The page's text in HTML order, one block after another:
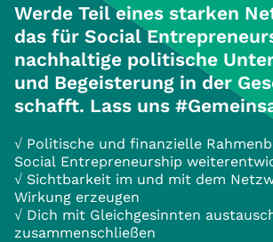
Werde Teil eines starken
das für Social
nachhaltige politische
und Begeisterung in der
schafft. Lass uns
√ Politische und finanzielle
Social Entrepreneurship
√ Sichtbarkeit im und mit dem
Wirkung erzeugen
√ Dich mit Gleichgesinnten
zusammenschließen